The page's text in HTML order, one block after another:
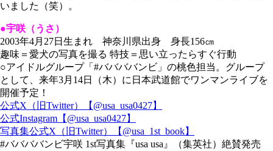
いました（笑）。
●宇咲（うさ）
2003年4月27日生まれ 神奈川県出身 身長156㎝
趣味＝愛犬の写真を撮る 特技＝思い立ったらすぐ行動
○アイドルグループ「#ババババンビ」の桃色担当。グループ
として、来年3月14日（木）に日本武道館でワンマンライブを
開催予定！
公式X（旧Twitter）【@usa_usa0427】
公式Instagram【@usa_usa0427】
写真集公式X（旧Twitter）【@usa_1st_book】
#ババババンビ宇咲 1st写真集『usa usa』（集英社）絶賛発売